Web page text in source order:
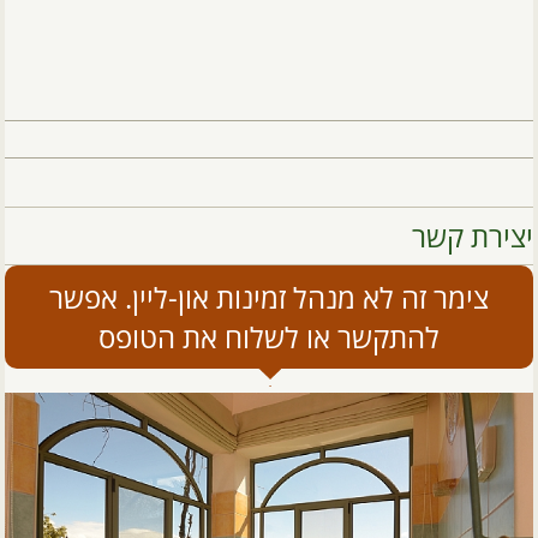
יצירת קשר
צימר זה לא מנהל זמינות און-ליין. אפשר
להתקשר או לשלוח את הטופס